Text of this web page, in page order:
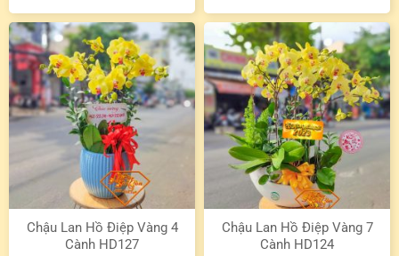
Chậu Lan Hồ Điệp Vàng 4
Cành HD127
Chậu Lan Hồ Điệp Vàng 7
Cành HD124